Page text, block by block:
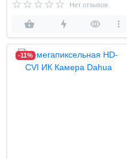
Нет отзывов
-11%